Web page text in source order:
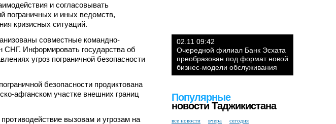
и согласовывать
пограничных и иных ведомств,
кризисных ситуаций.
совместные командно-
СНГ. Информировать государства об
угроз пограничной безопасности
безопасности продиктована
афганском участке внешних границ
вызовам и угрозам на
02.11 09:42
Очередной филиал Банк Эсхата
преобразован под формат новой
бизнес-модели обслуживания
Популярные
новости Таджикистана
все новости вчера сегодня